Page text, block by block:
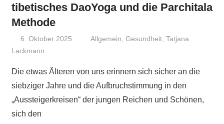
tibetisches DaoYoga und die Parchitala
Methode
6. Oktober 2025 Niki Vogt
Allgemein,Gesundheit,Tatjana
Lackmann
Die etwas Älteren von uns erinnern sich sicher an die
siebziger Jahre und die Aufbruchstimmung in den
„Aussteigerkreisen“ der jungen Reichen und Schönen,
sich den